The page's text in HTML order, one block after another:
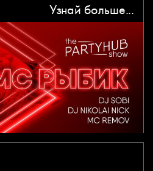
Узнай больше...